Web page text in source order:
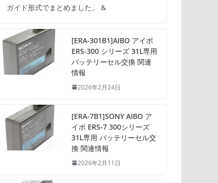
ガイド形式でまとめました。 &
[ERA-301B1]AIBO アイボ
ERS-300 シリーズ 31L専用
バッテリーセル交換 関連
情報
2026年2月24日
[ERA-7B1]SONY AIBO ア
イボ ERS-7 300シリーズ
31L専用 バッテリーセル交
換 関連情報
2026年2月11日